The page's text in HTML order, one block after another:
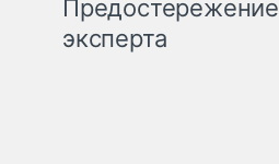
Предостережение
эксперта